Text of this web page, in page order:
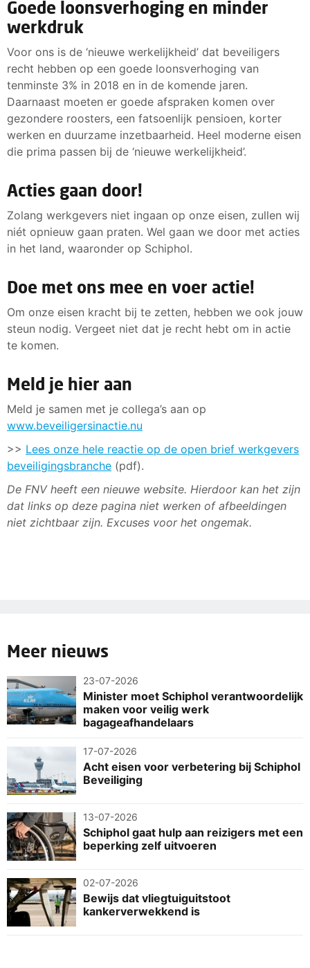
Goede loonsverhoging en minder
werkdruk
Voor ons is de ‘nieuwe werkelijkheid’ dat beveiligers
recht hebben op een goede loonsverhoging van
tenminste 3% in 2018 en in de komende jaren.
Daarnaast moeten er goede afspraken komen over
gezondere roosters, een fatsoenlijk pensioen, korter
werken en duurzame inzetbaarheid. Heel moderne eisen
die prima passen bij de ‘nieuwe werkelijkheid’.
Acties gaan door!
Zolang werkgevers niet ingaan op onze eisen, zullen wij
niét opnieuw gaan praten. Wel gaan we door met acties
in het land, waaronder op Schiphol.
Doe met ons mee en voer actie!
Om onze eisen kracht bij te zetten, hebben we ook jouw
steun nodig. Vergeet niet dat je recht hebt om in actie
te komen.
Meld je hier aan
Meld je samen met je collega’s aan op
www.beveiligersinactie.nu
>> Lees onze hele reactie op de open brief werkgevers
beveiligingsbranche (pdf).
De FNV heeft een nieuwe website. Hierdoor kan het zijn
dat links op deze pagina niet werken of afbeeldingen
niet zichtbaar zijn. Excuses voor het ongemak.
Meer nieuws
23-07-2026
Minister moet Schiphol verantwoordelijk
maken voor veilig werk
bagageafhandelaars
17-07-2026
Acht eisen voor verbetering bij Schiphol
Beveiliging
13-07-2026
Schiphol gaat hulp aan reizigers met een
beperking zelf uitvoeren
02-07-2026
Bewijs dat vliegtuiguitstoot
kankerverwekkend is